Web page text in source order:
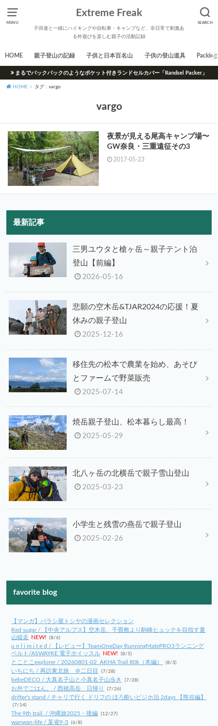
MENU SEARCH
Extreme Freak
子供達と一緒にハイキングや自転車・キャンプなど、非日常で刺激あ
る外遊びを楽しむ親子の活動記録
HOME 親子登山の記録 子供と日本百名山 子供の登山道具 Packing
まるでバックパックのようなポケット付きランドセルカバー「Randsel Packer」
HOME タグ : vargo
vargo
夜景が見える尾高キャンプ場〜
GW奈良・三重遠征その3
2017-05-23
最新記事
三男ユウタと槍ヶ岳～親子テント泊
登山【前編】
2026-05-16
悲願の空木岳&TJAR2024の応援！夏
休みの親子登山
2025-12-16
移住先の松本で農業を始め、あそび
とファームで野菜販売
2025-07-14
焼岳親子登山、松本暮らし最高！
2025-05-29
北八ヶ岳の北横岳で親子雪山登山
2025-03-23
小学生と残雪の燕岳で親子登山
2025-02-26
favorite blog
【マンガ】バラシ屋トシヤの漫画セレクション
Red sugar / 【中央アルプス】空木岳、千畳敷より駒峰ヒュッテを目指す夏
山縦走
NEW! (8/6)
u n l i m i t e d / 【レビュー】TeamOneDay RunningMatePRO3ランニング
ベルト/ASWAYKE 電子ホイッスル NEW! (8/5)
とことこexplorer / 20260801-02_AKHA Trail 80k（本編） (8/3)
いちにち / 再訪東北旅 ＠二日目 (7/28)
bebeDECO / 大真名子山と小真名子山歩き (7/28)
お外でごはん。 / 西穂高岳 日帰り (7/26)
drifter's stand / チャリで行く ドリフの ほろ酔いビジホ泊 2days 【熊谷編】
(7/14)
The 9th trail. / 沖縄旅2025・後編 (12/27)
wanwan-life / 某省9-3 (6/8)